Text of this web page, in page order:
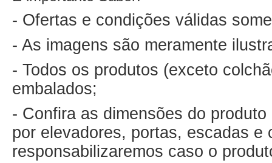
- Ofertas e condições válidas
- As imagens são meramente
- Todos os produtos (exceto
embalados;
- Confira as dimensões do
por elevadores, portas, escadas e
responsabilizaremos caso o